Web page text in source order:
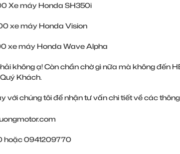
Xe máy Honda SH350i
xe máy Honda Vision
xe máy Honda Wave Alpha
không ạ! Còn chần chờ gì nữa mà không đến
Khách.
với chúng tôi để nhận tư vấn chi tiết về các
hoặc 0941209770